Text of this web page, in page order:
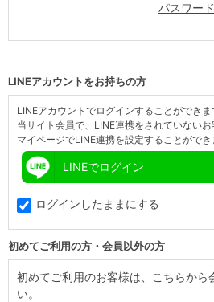
パスワー
LINEアカウントをお持ちの方
LINEアカウントでログインすることができま
当サイト会員で、LINE連携をされていない
マイページでLINE連携を設定することができ
LINEでログイン
ログインしたままにする
初めてご利用の方・会員以外の方
初めてご利用のお客様は、こちらから
い。